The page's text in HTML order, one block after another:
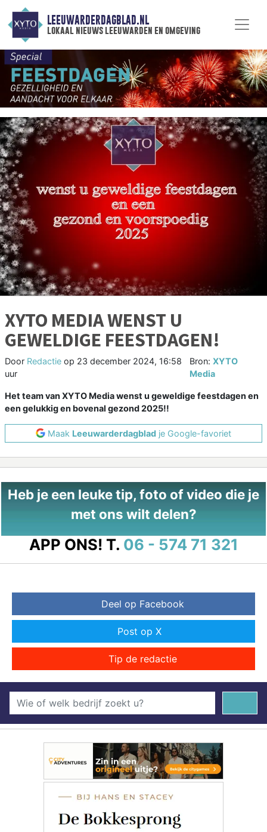
LEEUWARDERDAGBLAD.NL
lokaal nieuws leeuwarden en omgeving
XYTO MEDIA WENST U
GEWELDIGE FEESTDAGEN!
Door Redactie op 23 december 2024, 16:58
uur
Bron: XYTO
Media
Het team van XYTO Media wenst u geweldige feestdagen en
een gelukkig en bovenal gezond 2025!!
Maak Leeuwarderdagblad je Google-favoriet
Heb je een leuke tip, foto of video die je
met ons wilt delen?
APP ONS! T. 06 - 574 71 321
Deel op Facebook
Post op X
Tip de redactie